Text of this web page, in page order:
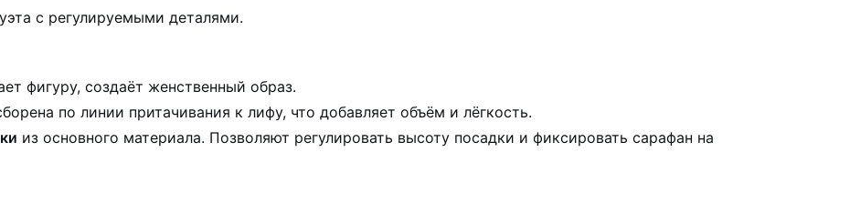
с регулируемыми деталями.
фигуру, создаёт женственный образ.
по линии притачивания к лифу, что добавляет объём и лёгкость.
из основного материала. Позволяют регулировать высоту посадки и фиксировать сарафан на